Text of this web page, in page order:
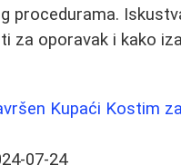
procedurama.
za oporavak i kako
Kupaći Kostim
07-24